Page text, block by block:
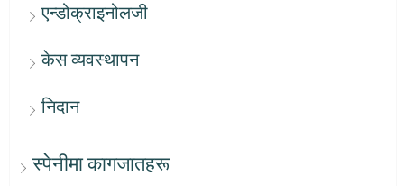
एन्डोक्राइनोलजी
केस व्यवस्थापन
निदान
स्पेनीमा कागजातहरू